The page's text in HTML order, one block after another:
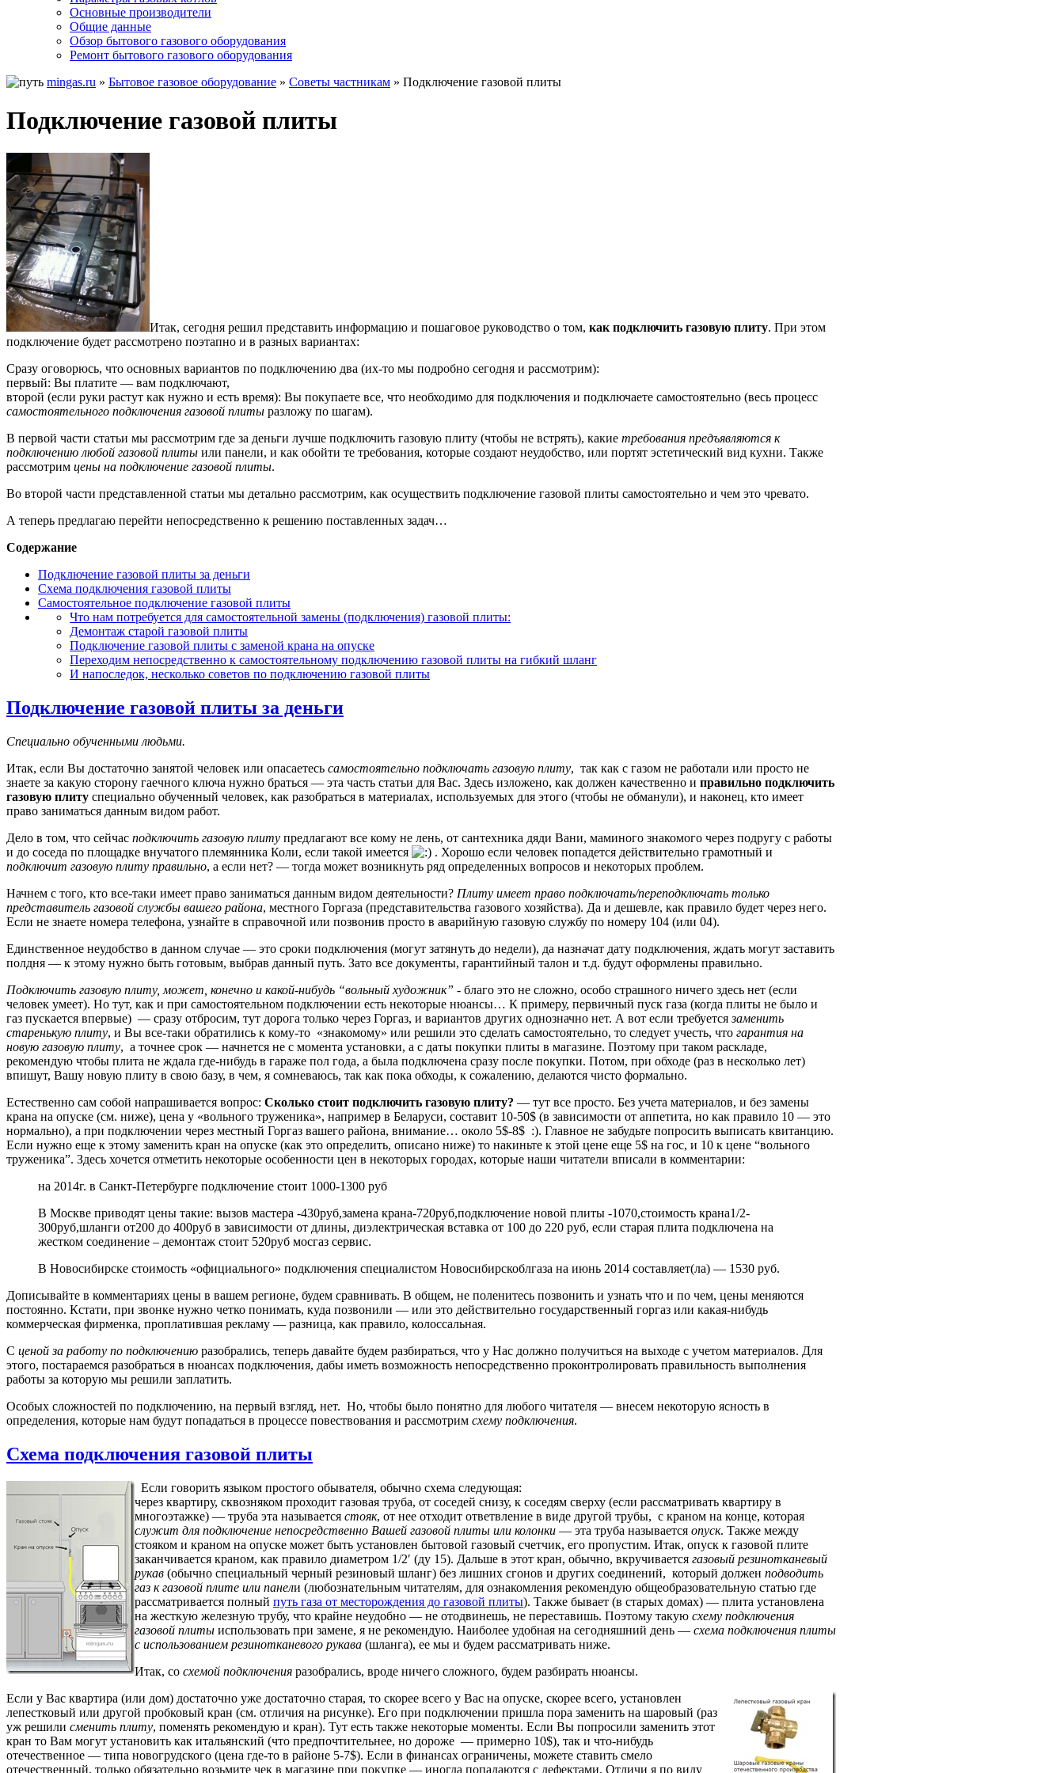
Основные производители
Общие данные
Обзор бытового газового оборудования
Ремонт бытового газового оборудования
mingas.ru » Бытовое газовое оборудование » Советы частникам » Подключение газовой плиты
Подключение газовой плиты
Итак, сегодня решил представить информацию и пошаговое руководство о том, как подключить газовую плиту. При этом
подключение будет рассмотрено поэтапно и в разных вариантах:
Сразу оговорюсь, что основных вариантов по подключению два (их-то мы подробно сегодня и рассмотрим):
первый: Вы платите — вам подключают,
второй (если руки растут как нужно и есть время): Вы покупаете все, что необходимо для подключения и подключаете самостоятельно (весь процесс
самостоятельного подключения газовой плиты разложу по шагам).
В первой части статьи мы рассмотрим где за деньги лучше подключить газовую плиту (чтобы не встрять), какие требования предъявляются к
подключению любой газовой плиты или панели, и как обойти те требования, которые создают неудобство, или портят эстетический вид кухни. Также
рассмотрим цены на подключение газовой плиты.
Во второй части представленной статьи мы детально рассмотрим, как осуществить подключение газовой плиты самостоятельно и чем это чревато.
А теперь предлагаю перейти непосредственно к решению поставленных задач…
Содержание
Подключение газовой плиты за деньги
Схема подключения газовой плиты
Самостоятельное подключение газовой плиты
Что нам потребуется для самостоятельной замены (подключения) газовой плиты:
Демонтаж старой газовой плиты
Подключение газовой плиты с заменой крана на опуске
Переходим непосредственно к самостоятельному подключению газовой плиты на гибкий шланг
И напоследок, несколько советов по подключению газовой плиты
Подключение газовой плиты за деньги
Специально обученными людьми.
Итак, если Вы достаточно занятой человек или опасаетесь самостоятельно подключать газовую плиту, так как с газом не работали или просто не
знаете за какую сторону гаечного ключа нужно браться — эта часть статьи для Вас. Здесь изложено, как должен качественно и правильно подключить
газовую плиту специально обученный человек, как разобраться в материалах, используемых для этого (чтобы не обманули), и наконец, кто имеет
право заниматься данным видом работ.
Дело в том, что сейчас подключить газовую плиту предлагают все кому не лень, от сантехника дяди Вани, маминого знакомого через подругу с работы
и до соседа по площадке внучатого племянника Коли, если такой имеется
. Хорошо если человек попадется действительно грамотный и
подключит газовую плиту правильно, а если нет? — тогда может возникнуть ряд определенных вопросов и некоторых проблем.
Начнем с того, кто все-таки имеет право заниматься данным видом деятельности? Плиту имеет право подключать/переподключать только
представитель газовой службы вашего района, местного Горгаза (представительства газового хозяйства). Да и дешевле, как правило будет через него.
Если не знаете номера телефона, узнайте в справочной или позвонив просто в аварийную газовую службу по номеру 104 (или 04).
Единственное неудобство в данном случае — это сроки подключения (могут затянуть до недели), да назначат дату подключения, ждать могут заставить
полдня — к этому нужно быть готовым, выбрав данный путь. Зато все документы, гарантийный талон и т.д. будут оформлены правильно.
Подключить газовую плиту, может, конечно и какой-нибудь “вольный художник” - благо это не сложно, особо страшного ничего здесь нет (если
человек умеет). Но тут, как и при самостоятельном подключении есть некоторые нюансы… К примеру, первичный пуск газа (когда плиты не было и
газ пускается впервые) — сразу отбросим, тут дорога только через Горгаз, и вариантов других однозначно нет. А вот если требуетсязаменить
старенькую плиту, и Вы все-таки обратились к кому-то «знакомому» или решили это сделать самостоятельно, то следует учесть, что гарантия на
новую газовую плиту, а точнее срок — начнется не с момента установки, а с даты покупки плиты в магазине. Поэтому при таком раскладе,
рекомендую чтобы плита не ждала где-нибудь в гараже пол года, а была подключена сразу после покупки. Потом, при обходе (раз в несколько лет)
впишут, Вашу новую плиту в свою базу, в чем, я сомневаюсь, так как пока обходы, к сожалению, делаются чисто формально.
Естественно сам собой напрашивается вопрос: Сколько стоит подключить газовую плиту? — тут все просто. Без учета материалов, и без замены
крана на опуске (см. ниже), цена у «вольного труженика», например в Беларуси, составит 10-50$ (в зависимости от аппетита, но как правило 10 — это
нормально), а при подключении через местный Горгаз вашего района, внимание… около 5$-8$ :). Главное не забудьте попросить выписать квитанцию.
Если нужно еще к этому заменить кран на опуске (как это определить, описано ниже) то накиньте к этой цене еще 5$ на гос, и 10 к цене “вольного
труженика”. Здесь хочется отметить некоторые особенности цен в некоторых городах, которые наши читатели вписали в комментарии:
на 2014г. в Санкт-Петербурге подключение стоит 1000-1300 руб
В Москве приводят цены такие: вызов мастера -430руб,замена крана-720руб,подключение новой плиты -1070,стоимость крана1/2-
300руб,шланги от200 до 400руб в зависимости от длины, диэлектрическая вставка от 100 до 220 руб, если старая плита подключена на
жестком соединение – демонтаж стоит 520руб мосгаз сервис.
В Новосибирске стоимость «официального» подключения специалистом Новосибирскоблгаза на июнь 2014 составляет(ла) — 1530 руб.
Дописывайте в комментариях цены в вашем регионе, будем сравнивать. В общем, не поленитесь позвонить и узнать что и по чем, цены меняются
постоянно. Кстати, при звонке нужно четко понимать, куда позвонили — или это действительно государственный горгаз или какая-нибудь
коммерческая фирменка, проплатившая рекламу — разница, как правило, колоссальная.
С ценой за работу по подключению разобрались, теперь давайте будем разбираться, что у Нас должно получиться на выходе с учетом материалов. Для
этого, постараемся разобраться в нюансах подключения, дабы иметь возможность непосредственно проконтролировать правильность выполнения
работы за которую мы решили заплатить.
Особых сложностей по подключению, на первый взгляд, нет. Но, чтобы было понятно для любого читателя — внесем некоторую ясность в
определения, которые нам будут попадаться в процессе повествования и рассмотрим схему подключения.
Схема подключения газовой плиты
Если говорить языком простого обывателя, обычно схема следующая:
через квартиру, сквозняком проходит газовая труба, от соседей снизу, к соседям сверху (если рассматривать квартиру в
многоэтажке) — труба эта называется стояк, от нее отходит ответвление в виде другой трубы, с краном на конце, которая
служит для подключение непосредственно Вашей газовой плиты или колонки — эта труба называется опуск. Также между
стояком и краном на опуске может быть установлен бытовой газовый счетчик, его пропустим. Итак, опуск к газовой плите
заканчивается краном, как правило диаметром 1/2′ (ду 15). Дальше в этот кран, обычно, вкручивается газовый резинотканевый
рукав (обычно специальный черный резиновый шланг) без лишних сгонов и других соединений, который должен подводить
газ к газовой плите или панели (любознательным читателям, для ознакомления рекомендую общеобразовательную статью где
рассматривается полный путь газа от месторождения до газовой плиты). Также бывает (в старых домах) — плита установлена
на жесткую железную трубу, что крайне неудобно — не отодвинешь, не переставишь. Поэтому такую схему подключения
газовой плиты использовать при замене, я не рекомендую. Наиболее удобная на сегодняшний день — схема подключения плиты
с использованием резинотканевого рукава (шланга), ее мы и будем рассматривать ниже.
Итак, со схемой подключения разобрались, вроде ничего сложного, будем разбирать нюансы.
Если у Вас квартира (или дом) достаточно уже достаточно старая, то скорее всего у Вас на опуске, скорее всего, установлен
лепестковый или другой пробковый кран (см. отличия на рисунке). Его при подключении пришла пора заменить на шаровый (раз
уж решили сменить плиту, поменять рекомендую и кран). Тут есть также некоторые моменты. Если Вы попросили заменить этот
кран то Вам могут установить как итальянский (что предпочтительнее, но дороже — примерно 10$), так и что-нибудь
отечественное — типа новогрудского (цена где-то в районе 5-7$). Если в финансах ограничены, можете ставить смело
отечественный, только обязательно возьмите чек в магазине при покупке — иногда попадаются с дефектами. Отличи я по виду